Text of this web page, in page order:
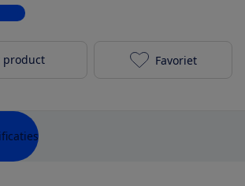
product Maxi-Cosi
Favoriet